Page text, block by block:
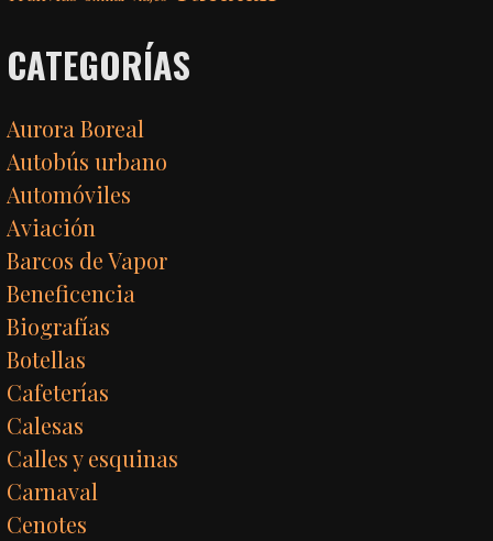
CATEGORÍAS
Aurora Boreal
Autobús urbano
Automóviles
Aviación
Barcos de Vapor
Beneficencia
Biografías
Botellas
Cafeterías
Calesas
Calles y esquinas
Carnaval
Cenotes